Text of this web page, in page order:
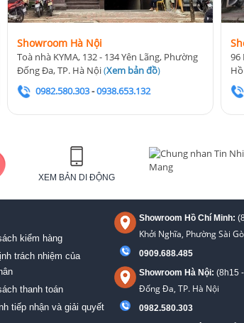
Showroom Hà Nội
Toà nhà KYMA, 132 - 134 Yên Lãng, Phường
Đống Đa, TP. Hà Nội(Xem bản đồ)
0982.580.303-0938.653.132
96
XEM BẢN DI ĐỘNG
kiểm hàng
trách nhiệm của
thanh toán
tiếp nhận và giải quyết
Showroom Hồ Chí Minh:
Khởi Nghĩa, Phường Sài
0909.688.485
Showroom Hà Nội: (8h15
Đống Đa, TP. Hà Nội
0982.580.303